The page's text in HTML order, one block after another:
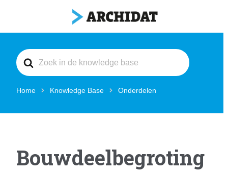
Search
For
Home Knowledge Base Onderdelen
Bouwdeelbegroting